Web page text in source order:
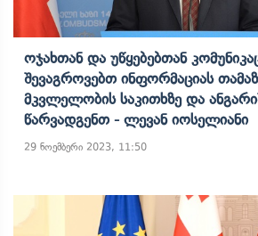
Ოჯახთან Და Უწყებებთან
Შევაგროვებთ Ინფორმაციას
Მკვლელობის Საკითხზე Და
Წარვადგენთ - Ლევან Იოსელიანი
29 ნოემბერი 2023, 11:50